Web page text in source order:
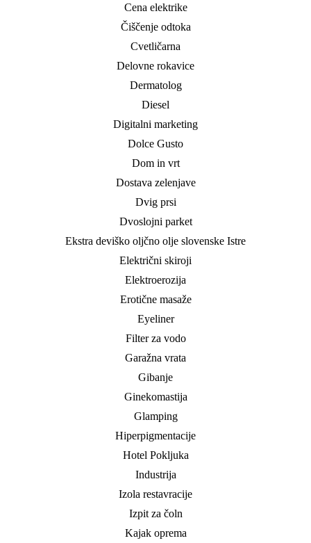
Cena elektrike
Čiščenje odtoka
Cvetličarna
Delovne rokavice
Dermatolog
Diesel
Digitalni marketing
Dolce Gusto
Dom in vrt
Dostava zelenjave
Dvig prsi
Dvoslojni parket
Ekstra deviško oljčno olje slovenske Istre
Električni skiroji
Elektroerozija
Erotične masaže
Eyeliner
Filter za vodo
Garažna vrata
Gibanje
Ginekomastija
Glamping
Hiperpigmentacije
Hotel Pokljuka
Industrija
Izola restavracije
Izpit za čoln
Kajak oprema